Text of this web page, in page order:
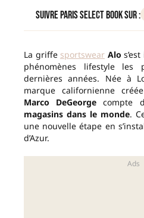
Suivre Paris Select Book sur :
La griffe sportswear Alo
phénomènes lifestyle les
dernières années. Née à
marque californienne
Marco DeGeorge compte
magasins dans le monde.
une nouvelle étape en
d’Azur.